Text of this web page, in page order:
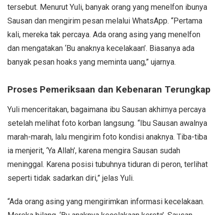
tersebut. Menurut Yuli, banyak orang yang menelfon ibunya
Sausan dan mengirim pesan melalui WhatsApp. “Pertama
kali, mereka tak percaya. Ada orang asing yang menelfon
dan mengatakan ‘Bu anaknya kecelakaan’. Biasanya ada
banyak pesan hoaks yang meminta uang,” ujarnya.
Proses Pemeriksaan dan Kebenaran Terungkap
Yuli menceritakan, bagaimana ibu Sausan akhirnya percaya
setelah melihat foto korban langsung. “Ibu Sausan awalnya
marah-marah, lalu mengirim foto kondisi anaknya. Tiba-tiba
ia menjerit, ‘Ya Allah’, karena mengira Sausan sudah
meninggal. Karena posisi tubuhnya tiduran di peron, terlihat
seperti tidak sadarkan diri,” jelas Yuli.
“Ada orang asing yang mengirimkan informasi kecelakaan.